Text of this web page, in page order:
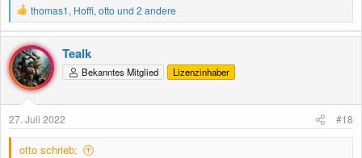
R
e
a
k
t
i
o
n
n
thomas1, Hoffi, otto und 2 andere
Tealk
Bekanntes Mitglied Lizenzinhaber
27. Juli 2022 #18
otto schrieb: